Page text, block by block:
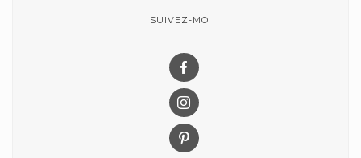
SUIVEZ-MOI